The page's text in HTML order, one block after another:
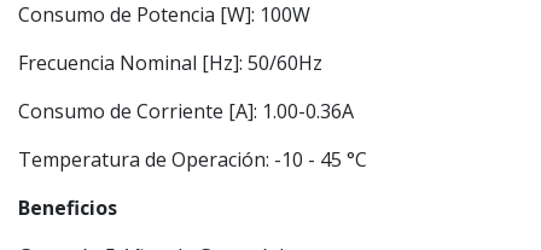
Consumo de Potencia [W]: 100W
Frecuencia Nominal [Hz]: 50/60Hz
Consumo de Corriente [A]: 1.00-0.36A
Temperatura de Operación: -10 - 45 °C
Beneficios